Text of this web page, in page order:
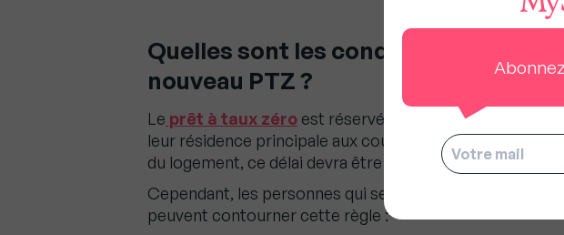
Quelles sont les conditions pour
nouveau PTZ ?
Le prêt à taux zéro est réservé aux personnes qui
leur résidence principale aux cours des deux dernières
du logement, ce délai devra être respecté avant de
Cependant, les personnes qui se trouvent dans une des
peuvent contourner cette règle :